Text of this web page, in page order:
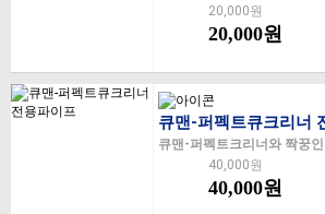
20,000원
20,000원
큐맨-퍼펙트큐크리너
큐맨-퍼펙트크리너와 짝꿍
40,000원
40,000원